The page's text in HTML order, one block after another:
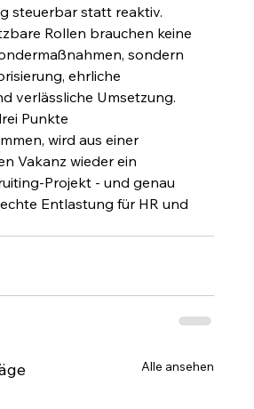
steuerbar statt reaktiv.
Rollen brauchen keine
sondern
ehrliche
verlässliche Umsetzung.
Punkte
wird aus einer
Vakanz wieder ein
Projekt - und genau
Entlastung für HR und
Alle ansehen